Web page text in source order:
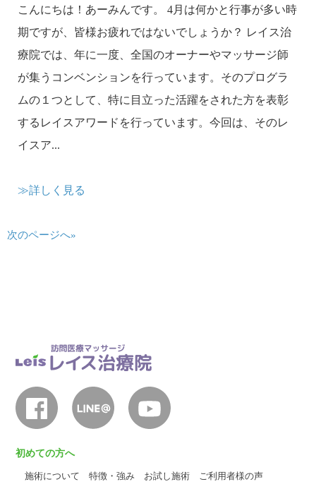
こんにちは！あーみんです。 4月は何かと行事が多い時
期ですが、皆様お疲れではないでしょうか？ レイス治
療院では、年に一度、全国のオーナーやマッサージ師
が集うコンベンションを行っています。そのプログラ
ムの１つとして、特に目立った活躍をされた方を表彰
するレイスアワードを行っています。今回は、そのレ
イスア...
≫詳しく見る
次のページへ»
初めての方へ
施術について 特徴・強み お試し施術
ご利用者様の声